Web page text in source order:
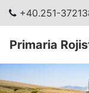
+40.251-
Primaria